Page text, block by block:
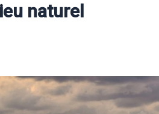
naturel